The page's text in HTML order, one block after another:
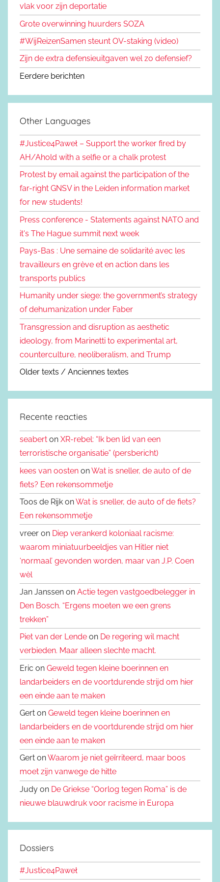
vlak voor zijn deportatie
Grote overwinning huurders SOZA
#WijReizenSamen steunt OV-staking (video)
Zijn de extra defensieuitgaven wel zo defensief?
Eerdere berichten
Other Languages
#Justice4Paweł – Support the worker fired by
AH/Ahold with a selfie or a chalk protest
Protest by email against the participation of the
far-right GNSV in the Leiden information market
for new students!
Press conference - Statements against NATO and
it's The Hague summit next week
Pays-Bas : Une semaine de solidarité avec les
travailleurs en grève et en action dans les
transports publics
Humanity under siege: the government’s strategy
of dehumanization under Faber
Transgression and disruption as aesthetic
ideology, from Marinetti to experimental art,
counterculture, neoliberalism, and Trump
Older texts / Anciennes textes
Recente reacties
seabert on XR-rebel: “Ik ben lid van een
terroristische organisatie” (persbericht)
kees van oosten onWat is sneller, de auto of de
fiets? Een rekensommetje
Toos de Rijk onWat is sneller, de auto of de fiets?
Een rekensommetje
vreer on Diep verankerd koloniaal racisme:
waarom miniatuurbeeldjes van Hitler niet
‘normaal’ gevonden worden, maar van J.P. Coen
wèl
Jan Janssen on Actie tegen vastgoedbelegger in
Den Bosch. “Ergens moeten we een grens
trekken”
Piet van der Lende on De regering wil macht
verbieden. Maar alleen slechte macht.
Eric on Geweld tegen kleine boerinnen en
landarbeiders en de voortdurende strijd om hier
een einde aan te maken
Gert on Geweld tegen kleine boerinnen en
landarbeiders en de voortdurende strijd om hier
een einde aan te maken
Gert onWaarom je niet geïrriteerd, maar boos
moet zijn vanwege de hitte
Judy on De Griekse “Oorlog tegen Roma” is de
nieuwe blauwdruk voor racisme in Europa
Dossiers
#Justice4Paweł